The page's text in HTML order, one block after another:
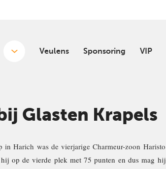
Veulens Sponsoring VIP
Glasten Krapels
in Harich was de vierjarige Charmeur-zoon Haristo
op de vierde plek met 75 punten en dus mag hij